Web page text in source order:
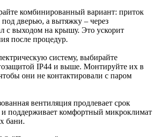
комбинированный вариант: приток
под дверью, а вытяжку – через
с выходом на крышу. Это ускорит
после процедур.
систему, выбирайте
IP44 и выше. Монтируйте их в
они не контактировали с паром
вентиляция продлевает срок
поддерживает комфортный микроклимат
бани.